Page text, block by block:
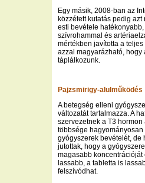
Egy másik, 2008-ban az
közzétett kutatás pedig
esti bevétele
szívrohammal és
mértékben javította a teljes
azzal magyarázható,
táplálkozunk.
Pajzsmirigy-alulműködés
A betegség elleni
változatát tartalmazza. A
szervezetnek a T3
többsége
gyógyszerek bevételét, de
jutottak, hogy a
magasabb koncentrációját
lassabb, a tabletta is
felszívódhat.